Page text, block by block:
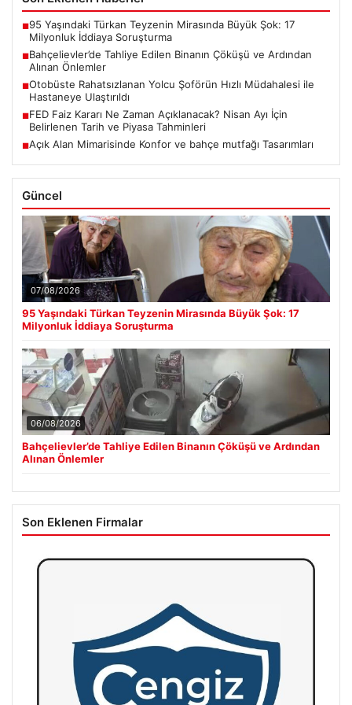
■95 Yaşındaki Türkan Teyzenin Mirasında Büyük Şok: 17
Milyonluk İddiaya Soruşturma
■Bahçelievler’de Tahliye Edilen Binanın Çöküşü ve Ardından
Alınan Önlemler
■Otobüste Rahatsızlanan Yolcu Şoförün Hızlı Müdahalesi ile
Hastaneye Ulaştırıldı
■FED Faiz Kararı Ne Zaman Açıklanacak? Nisan Ayı İçin
Belirlenen Tarih ve Piyasa Tahminleri
■Açık Alan Mimarisinde Konfor ve bahçe mutfağı Tasarımları
Güncel
07/08/2026
95 Yaşındaki Türkan Teyzenin Mirasında Büyük Şok: 17
Milyonluk İddiaya Soruşturma
06/08/2026
Bahçelievler’de Tahliye Edilen Binanın Çöküşü ve Ardından
Alınan Önlemler
Son Eklenen Firmalar